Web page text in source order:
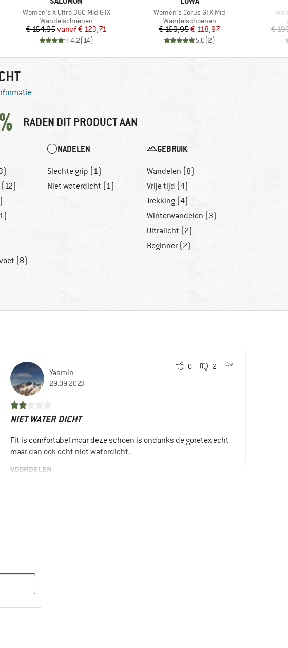
Artikel
Women's X Ultra 360 Mid GTX
Productgroep
Wandelschoenen
Prijs
€ 164,95 Verlaagde prijs
vanaf€ 123,71
4,2(14)
Artikel
Women's Corus GTX Mid
Productgroep
Wandelschoenen
Prijs
€ 169,95Verlaagde prijs
€ 118,97
5,0(2)
€
RADEN DIT PRODUCT AAN
(8)
NADELEN
Slechte grip (1)
Niet waterdicht (1)
GEBRUIK
Wandelen (8)
Vrije tijd (4)
Trekking (4)
Winterwandelen (3)
Ultralicht (2)
Beginner (2)
Yasmin
29.09.2023
0 2
NIET WATER DICHT
Fit is comfortabel maar deze schoen is ondanks de goretex echt
maar dan ook echt niet waterdicht.
VOORDELEN